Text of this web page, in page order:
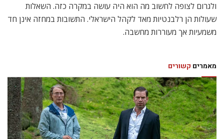
ולגרום לצופה לחשוב מה הוא היה עושה במקרה כזה. השאלות
שעולות הן רלבנטיות מאד לקהל הישראלי. התשובות במחזה אינן חד
משמעיות אך מעוררות מחשבה.
מאמרים קשורים